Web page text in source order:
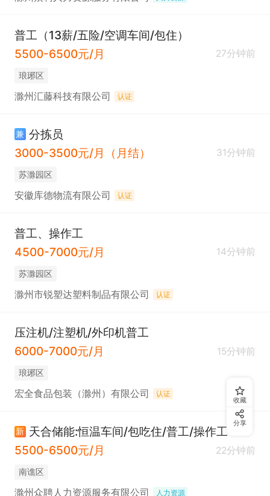
普工（13薪/五险/空调车间/包住）
5500-6500元/月
27分钟前
琅琊区
滁州汇藤科技有限公司 认证
兼 分拣员
3000-3500元/月（月结）
31分钟前
苏滁园区
安徽库德物流有限公司 认证
普工、操作工
4500-7000元/月
14分钟前
苏滁园区
滁州市锐塑达塑料制品有限公司 认证
压注机/注塑机/外印机普工
6000-7000元/月
15分钟前
琅琊区
宏全食品包装（滁州）有限公司 认证
新 天合储能:恒温车间/包吃住/普工/操作工
5500-6500元/月
22分钟前
南谯区
滁州众聘人力资源服务有限公司 人力资源
收藏
分享